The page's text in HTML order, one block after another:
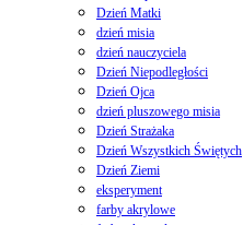
Dzień Matki
dzień misia
dzień nauczyciela
Dzień Niepodległości
Dzień Ojca
dzień pluszowego misia
Dzień Strażaka
Dzień Wszystkich Świętych
Dzień Ziemi
eksperyment
farby akrylowe